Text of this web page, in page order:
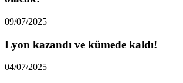
09/07/2025
Lyon kazandı ve kümede kaldı!
04/07/2025